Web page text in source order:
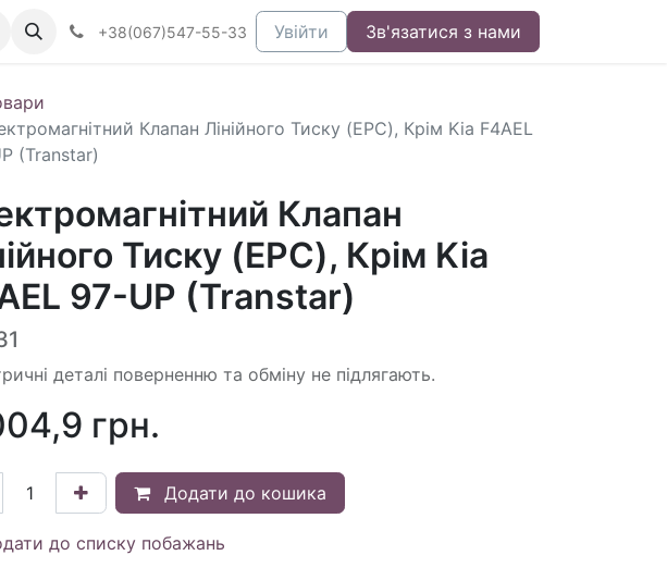
+38(067)547-55-33 Увійти Зв'язатися з нами
Клапан Лінійного Тиску (EPC), Крім Kia F4AEL
(Transtar)
Клапан
Тиску (EPC), Крім Kia
97-UP (Transtar)
деталі поверненню та обміну не підлягають.
грн.
Додати до кошика
до списку побажань